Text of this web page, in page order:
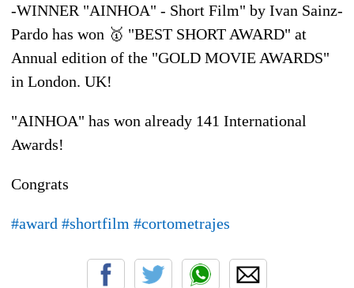
-WINNER "AINHOA" - Short Film" by Ivan Sainz-
Pardo has won 🥇 "BEST SHORT AWARD" at
Annual edition of the "GOLD MOVIE AWARDS"
in London. UK!
"AINHOA" has won already 141 International
Awards!
Congrats
#award #shortfilm #cortometrajes